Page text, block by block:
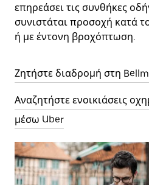
επηρεάσει τις συνθήκες
συνιστάται προσοχή κατά
ή με έντονη βροχόπτωση.
Ζητήστε διαδρομή στη
Αναζητήστε ενοικιάσεις
μέσω Uber